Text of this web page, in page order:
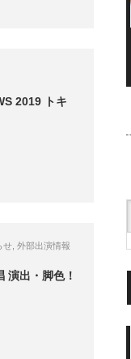
2019 トキ
せ 外部出演情報
演出・脚色！